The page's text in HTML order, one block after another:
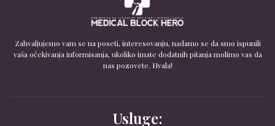
Zahvaljujemo vam se na poseti, interesovanju, nadamo se da smo ispunili
vaša očekivanja informisanja, ukoliko imate dodatnih pitanja molimo vas da
nas pozovete. Hvala!
Usluge: